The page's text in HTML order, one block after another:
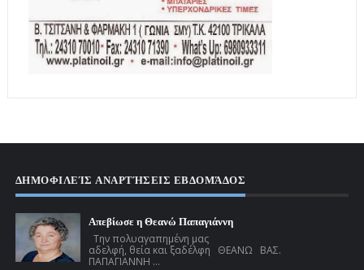
ΔΗΜΟΦΙΛΕΊΣ ΑΝΑΡΤΉΣΕΙΣ ΕΒΔΟΜΆΔΟΣ
Απεβίωσε η Θεανώ Παπαγιάννη
Την πολυαγαπημένη μας
αδελφή, θεία και ξαδέλφη ΘΕΑΝΩ ΒΑΣ.
ΠΑΠΑΓΙΑΝΝΗ ...